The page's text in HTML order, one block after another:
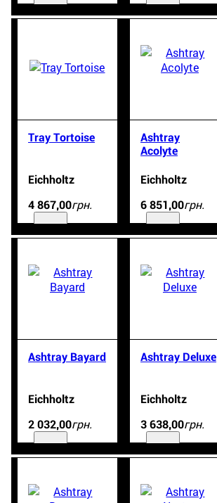
Tray Tortoise
Eichholtz
4 867,00грн.
Ashtray
Acolyte
Eichholtz
6 851 ,00грн.
Ashtray Bayard
Eichholtz
2 032,00грн.
Ashtray Deluxe
Eichholtz
3 638,00грн.